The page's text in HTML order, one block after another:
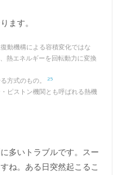
ます。
動機構による容積変化ではな
熱エネルギーを回転動力に変換
方式のもの。25
ピストン機関とも呼ばれる熱機
多いトラブルです。スー
ね。ある日突然起こるこ